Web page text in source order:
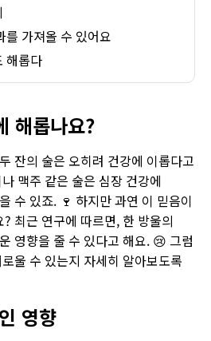
를 가져올 수 있어요
해롭다
해롭나요?
잔의 술은 오히려 건강에 이롭다고
맥주 같은 술은 심장 건강에
수 있죠. 🍷 하지만 과연 이 믿음이
최근 연구에 따르면, 한 방울의
영향을 줄 수 있다고 해요. 😢 그럼
울 수 있는지 자세히 알아보도록
영향